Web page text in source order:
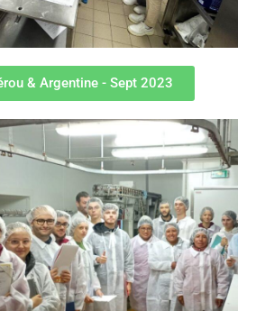
& Argentine - Sept 2023